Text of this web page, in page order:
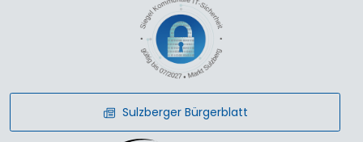
Sulzberger Bürgerblatt